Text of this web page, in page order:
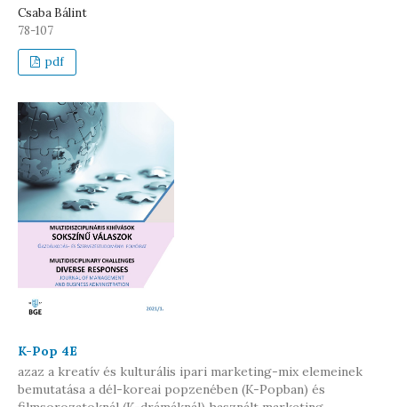
Csaba Bálint
78-107
pdf
K-Pop 4E
azaz a kreatív és kulturális ipari marketing-mix elemeinek
bemutatása a dél-koreai popzenében (K-Popban) és